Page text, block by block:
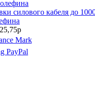
силового кабеля до